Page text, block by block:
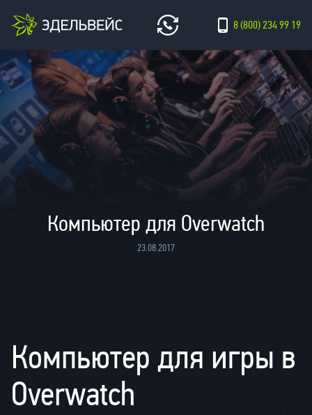
8 (800) 234 99 19
23.08.2017
Компьютер для Оverwatch
Компьютер для игры в
Оverwatch